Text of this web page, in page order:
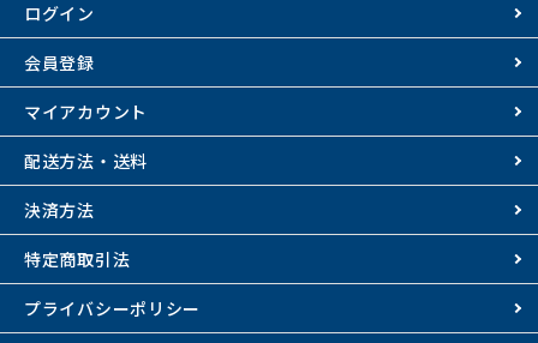
ログイン
会員登録
マイアカウント
配送方法・送料
決済方法
特定商取引法
プライバシーポリシー